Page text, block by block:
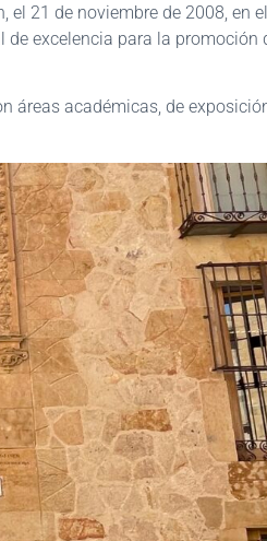
el 21 de noviembre de 2008, en
excelencia para la promoción
áreas académicas, de